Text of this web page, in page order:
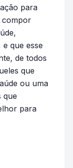
para
compor
que esse
de todos
que
ou uma
que
para